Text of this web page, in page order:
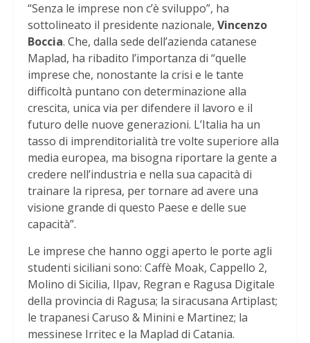
“Senza le imprese non c’è sviluppo”, ha
sottolineato il presidente nazionale, Vincenzo
Boccia. Che, dalla sede dell’azienda catanese
Maplad, ha ribadito l’importanza di “quelle
imprese che, nonostante la crisi e le tante
difficoltà puntano con determinazione alla
crescita, unica via per difendere il lavoro e il
futuro delle nuove generazioni. L’Italia ha un
tasso di imprenditorialità tre volte superiore alla
media europea, ma bisogna riportare la gente a
credere nell’industria e nella sua capacità di
trainare la ripresa, per tornare ad avere una
visione grande di questo Paese e delle sue
capacità”.
Le imprese che hanno oggi aperto le porte agli
studenti siciliani sono: Caffè Moak, Cappello 2,
Molino di Sicilia, Ilpav, Regran e Ragusa Digitale
della provincia di Ragusa; la siracusana Artiplast;
le trapanesi Caruso & Minini e Martinez; la
messinese Irritec e la Maplad di Catania.